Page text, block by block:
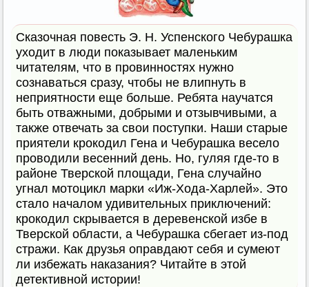
Сказочная повесть Э. Н. Успенского Чебурашка
уходит в люди показывает маленьким
читателям, что в провинностях нужно
сознаваться сразу, чтобы не влипнуть в
неприятности еще больше. Ребята научатся
быть отважными, добрыми и отзывчивыми, а
также отвечать за свои поступки. Наши старые
приятели крокодил Гена и Чебурашка весело
проводили весенний день. Но, гуляя где-то в
районе Тверской площади, Гена случайно
угнал мотоцикл марки «Иж-Хода-Харлей». Это
стало началом удивительных приключений:
крокодил скрывается в деревенской избе в
Тверской области, а Чебурашка сбегает из-под
стражи. Как друзья оправдают себя и сумеют
ли избежать наказания? Читайте в этой
детективной истории!